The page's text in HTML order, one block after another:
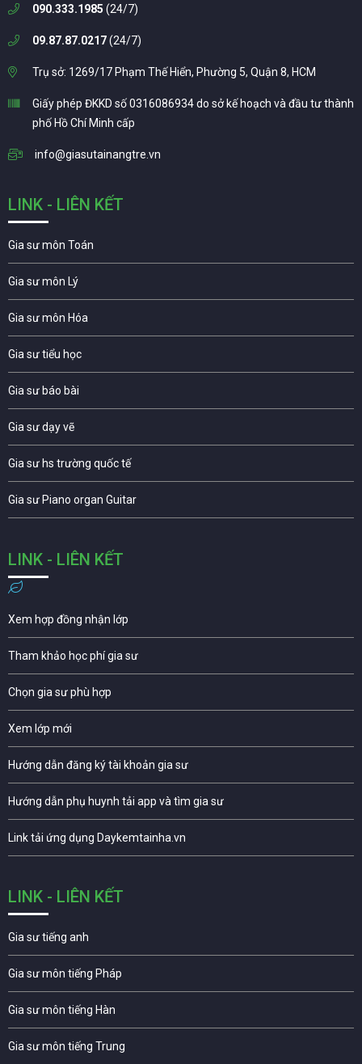
090.333.1985 (24/7)
09.87.87.0217(24/7)
Trụ sở: 1269/17 Phạm Thế Hiển, Phường 5, Quận 8, HCM
Giấy phép ĐKKD số 0316086934 do sở kế hoạch và đầu tư thành
phố Hồ Chí Minh cấp
info@giasutainangtre.vn
LINK - LIÊN KẾT
Gia sư môn Toán
Gia sư môn Lý
Gia sư môn Hóa
Gia sư tiểu học
Gia sư báo bài
Gia sư dạy vẽ
Gia sư hs trường quốc tế
Gia sư Piano organ Guitar
LINK - LIÊN KẾT
Xem hợp đồng nhận lớp
Tham khảo học phí gia sư
Chọn gia sư phù hợp
Xem lớp mới
Hướng dẫn đăng ký tài khoản gia sư
Hướng dẫn phụ huynh tải app và tìm gia sư
Link tải ứng dụng Daykemtainha.vn
LINK - LIÊN KẾT
Gia sư tiếng anh
Gia sư môn tiếng Pháp
Gia sư môn tiếng Hàn
Gia sư môn tiếng Trung